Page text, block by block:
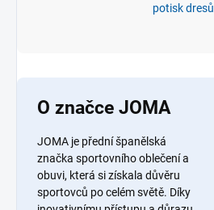
potisk dresů
O značce JOMA
JOMA je přední španělská
značka sportovního oblečení a
obuvi, která si získala důvěru
sportovců po celém světě. Díky